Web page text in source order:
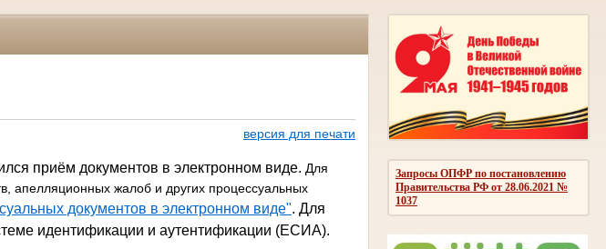
Запросы ОПФР по постановлению
Правительства РФ от 28.06.2021 №
1037
версия для печати
приём документов в электронном виде. Для
апелляционных жалоб и других процессуальных
документов в электронном виде". Для
идентификации и аутентификации (ЕСИА).